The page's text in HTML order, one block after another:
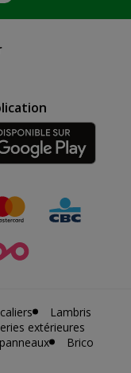
Lambris
extérieures
Brico